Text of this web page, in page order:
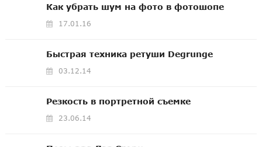
Как убрать шум на фото в фотошопе
17.01.16
Быстрая техника ретуши Degrunge
03.12.14
Резкость в портретной съемке
23.06.14